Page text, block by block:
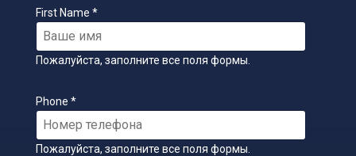
First Name *
Пожалуйста, заполните все поля формы.
Phone *
Пожалуйста, заполните все поля формы.